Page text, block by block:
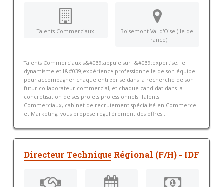
Talents Commerciaux
Boisemont Val-d'Oise (Ile-de-
France)
Talents Commerciaux s&#039;appuie sur l&#039;expertise, le
dynamisme et l&#039;expérience professionnelle de son équipe
pour accompagner chaque entreprise dans la recherche de son
futur collaborateur commercial, et chaque candidat dans la
concrétisation de ses projets professionnels. Talents
Commerciaux, cabinet de recrutement spécialisé en Commerce
et Marketing, vous propose régulièrement des offres...
Directeur Technique Régional (F/H) - IDF